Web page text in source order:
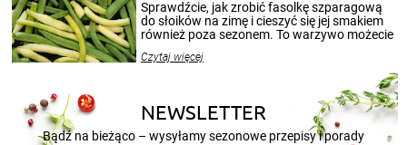
przetworów.
do słoików na zimę i cieszyć się jej smakiem
również poza sezonem. To warzywo możecie
wekować na wiele sposobów. Wykorzystajcie
nasze propozycje!
NEWSLETTER
Bądź na bieżąco – wysyłamy sezonowe przepisy i porady